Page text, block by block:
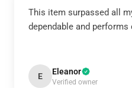
This item surpassed all
dependable and
E Eleanor
Verified owner